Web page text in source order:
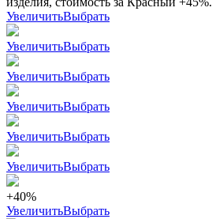
УвеличитьВыбрать
УвеличитьВыбрать
УвеличитьВыбрать
УвеличитьВыбрать
УвеличитьВыбрать
УвеличитьВыбрать
+40%
УвеличитьВыбрать